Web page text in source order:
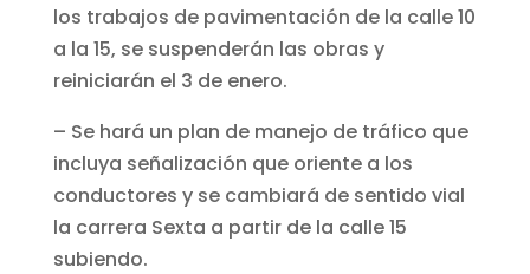
los trabajos de pavimentación de la calle 10
a la 15, se suspenderán las obras y
reiniciarán el 3 de enero.
– Se hará un plan de manejo de tráfico que
incluya señalización que oriente a los
conductores y se cambiará de sentido vial
la carrera Sexta a partir de la calle 15
subiendo.